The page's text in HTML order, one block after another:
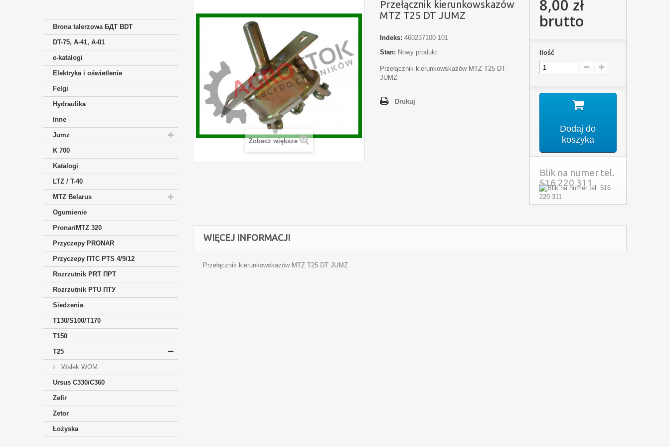
Brona talerzowa БДТ BDT
DT-75, A-41, A-01
e-katalogi
Elektryka i oświetlenie
Felgi
Hydraulika
Inne
Jumz
K 700
Katalogi
LTZ / T-40
MTZ Belarus
Ogumienie
Pronar/MTZ 320
Przyczepy PRONAR
Przyczepy ПTC PTS 4/9/12
Rozrzutnik PRT ПРТ
Rozrzutnik PTU ПТУ
Siedzenia
T130/S100/T170
T150
T25
Wałek WOM
Ursus C330/C360
Zefir
Zetor
Łożyska
Zobacz większe
Przełącznik kierunkowskazów
MTZ T25 DT JUMZ
Indeks: 460237100 101
Stan: Nowy produkt
Przełącznik kierunkowskazów MTZ T25 DT
JUMZ
Drukuj
8,00 zł
brutto
Ilość
Dodaj do
koszyka
Blik na numer tel.
516 220 311
WIĘCEJ INFORMACJI
Przełącznik kierunkowskazów MTZ T25 DT JUMZ